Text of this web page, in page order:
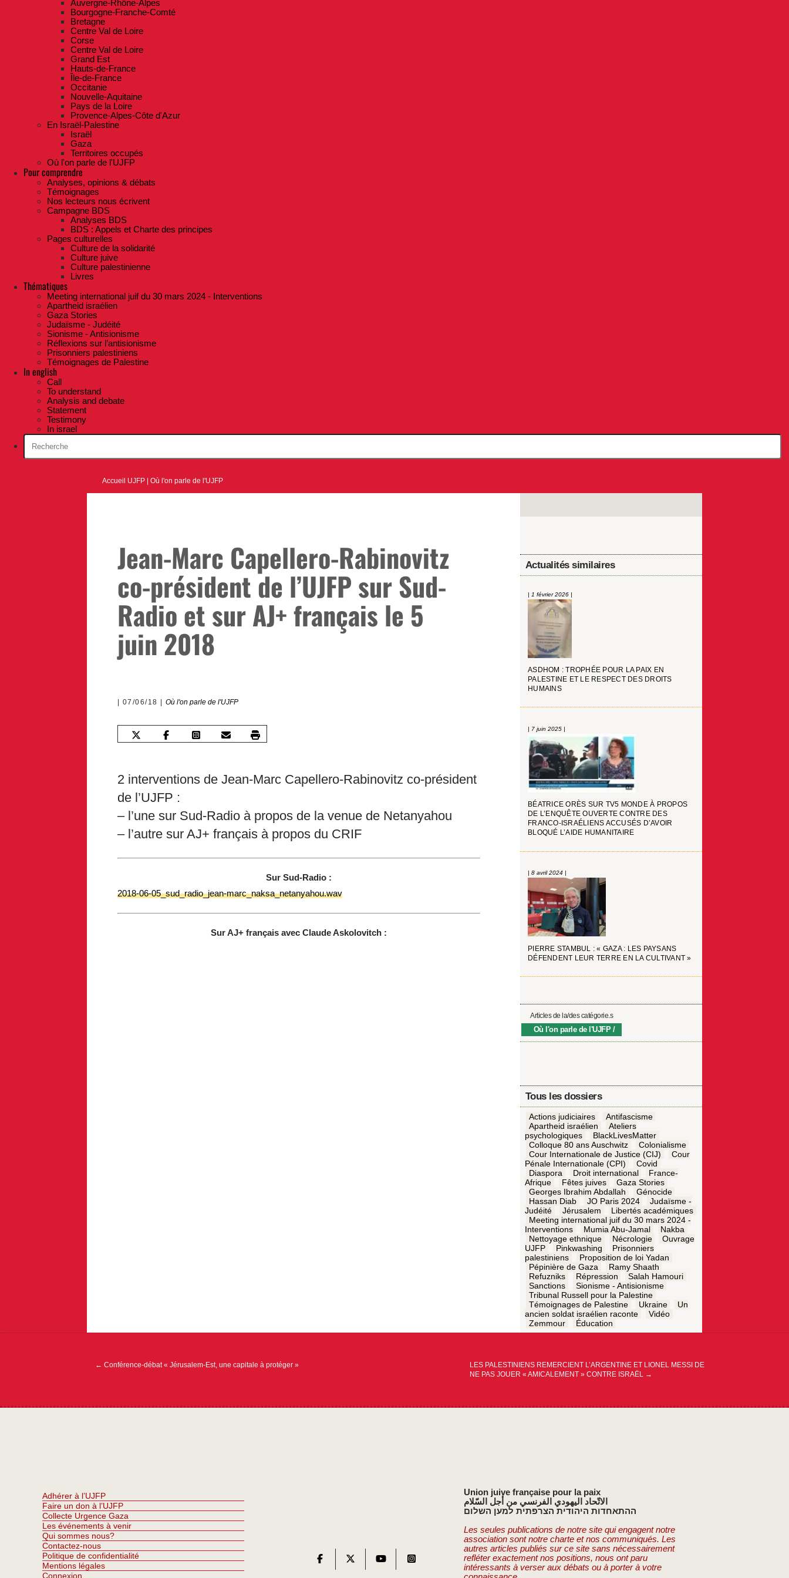
Auvergne-Rhône-Alpes
Bourgogne-Franche-Comté
Bretagne
Centre Val de Loire
Corse
Centre Val de Loire
Grand Est
Hauts-de-France
Île-de-France
Occitanie
Nouvelle-Aquitaine
Pays de la Loire
Provence-Alpes-Côte d'Azur
En Israël-Palestine
Israël
Gaza
Territoires occupés
Où l'on parle de l'UJFP
Pour comprendre
Analyses, opinions & débats
Témoignages
Nos lecteurs nous écrivent
Campagne BDS
Analyses BDS
BDS : Appels et Charte des principes
Pages culturelles
Culture de la solidarité
Culture juive
Culture palestinienne
Livres
Thématiques
Meeting international juif du 30 mars 2024 - Interventions
Apartheid israélien
Gaza Stories
Judaïsme - Judéité
Sionisme - Antisionisme
Réflexions sur l’antisionisme
Prisonniers palestiniens
Témoignages de Palestine
In english
Call
To understand
Analysis and debate
Statement
Testimony
In israel
Accueil UJFP |Où l'on parle de l'UJFP
Jean-Marc Capellero-Rabinovitz
co-président de l’UJFP sur Sud-
Radio et sur AJ+ français le 5
juin 2018
07/06/18 Où l'on parle de l'UJFP
2 interventions de Jean-Marc Capellero-Rabinovitz co-président
de l’UJFP :
– l’une sur Sud-Radio à propos de la venue de Netanyahou
– l’autre sur AJ+ français à propos du CRIF
Sur Sud-Radio :
2018-06-05_sud_radio_jean-marc_naksa_netanyahou.wav
Sur AJ+ français avec Claude Askolovitch :
Actualités similaires
| 1 février 2026 |
ASDHOM : TROPHÉE POUR LA PAIX EN
PALESTINE ET LE RESPECT DES DROITS
HUMAINS
| 7 juin 2025 |
BÉATRICE ORÈS SUR TV5 MONDE À PROPOS
DE L’ENQUÊTE OUVERTE CONTRE DES
FRANCO-ISRAÉLIENS ACCUSÉS D’AVOIR
BLOQUÉ L’AIDE HUMANITAIRE
| 8 avril 2024 |
PIERRE STAMBUL : « GAZA : LES PAYSANS
DÉFENDENT LEUR TERRE EN LA CULTIVANT »
Articles de la/des catégorie.s
Où l'on parle de l'UJFP
Tous les dossiers
Actions judiciaires
Antifascisme
Apartheid israélien
Ateliers
psychologiques
BlackLivesMatter
Colloque 80 ans Auschwitz
Colonialisme
Cour Internationale de Justice (CIJ)
Cour
Pénale Internationale (CPI)
Covid
Diaspora
Droit international
France-
Afrique
Fêtes juives
Gaza Stories
Georges Ibrahim Abdallah
Génocide
Hassan Diab
JO Paris 2024
Judaïsme -
Judéité
Jérusalem
Libertés académiques
Meeting international juif du 30 mars 2024 -
Interventions
Mumia Abu-Jamal
Nakba
Nettoyage ethnique
Nécrologie
Ouvrage
UJFP
Pinkwashing
Prisonniers
palestiniens
Proposition de loi Yadan
Pépinière de Gaza
Ramy Shaath
Refuzniks
Répression
Salah Hamouri
Sanctions
Sionisme - Antisionisme
Tribunal Russell pour la Palestine
Témoignages de Palestine
Ukraine
Un
ancien soldat israélien raconte
Vidéo
Zemmour
Éducation
Navigation
← Conférence-débat « Jérusalem-Est, une capitale à protéger »
LES PALESTINIENS REMERCIENT L’ARGENTINE ET LIONEL MESSI DE
NE PAS JOUER « AMICALEMENT » CONTRE ISRAËL
→
Adhérer à l’UJFP
Faire un don à l’UJFP
Collecte Urgence Gaza
Les événements à venir
Qui sommes nous?
Contactez-nous
Politique de confidentialité
Mentions légales
Connexion
Union juive française pour la paix
الاتّحاد اليهودي الفرنسي من أجل السّلام
ההתאחדות היהודית הצרפתית למען השלום
Les seules publications de notre site qui engagent notre
association sont notre charte et nos communiqués. Les
autres articles publiés sur ce site sans nécessairement
refléter exactement nos positions, nous ont paru
intéressants à verser aux débats ou à porter à votre